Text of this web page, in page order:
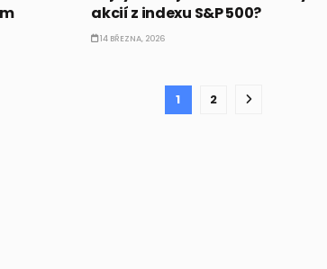
akcií z indexu S&P 500?
14 BŘEZNA, 2026
1 2